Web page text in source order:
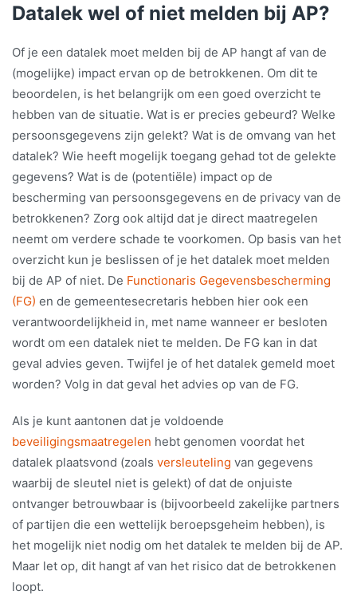
Datalek wel of niet melden bij AP?
Of je een datalek moet melden bij de AP hangt af van de
(mogelijke) impact ervan op de betrokkenen. Om dit te
beoordelen, is het belangrijk om een goed overzicht te
hebben van de situatie. Wat is er precies gebeurd? Welke
persoonsgegevens zijn gelekt? Wat is de omvang van het
datalek? Wie heeft mogelijk toegang gehad tot de gelekte
gegevens? Wat is de (potentiële) impact op de
bescherming van persoonsgegevens en de privacy van de
betrokkenen? Zorg ook altijd dat je direct maatregelen
neemt om verdere schade te voorkomen. Op basis van het
overzicht kun je beslissen of je het datalek moet melden
bij de AP of niet. De Functionaris Gegevensbescherming
(FG) en de gemeentesecretaris hebben hier ook een
verantwoordelijkheid in, met name wanneer er besloten
wordt om een datalek niet te melden. De FG kan in dat
geval advies geven. Twijfel je of het datalek gemeld moet
worden? Volg in dat geval het advies op van de FG.
Als je kunt aantonen dat je voldoende
beveiligingsmaatregelen hebt genomen voordat het
datalek plaatsvond (zoals versleuteling van gegevens
waarbij de sleutel niet is gelekt) of dat de onjuiste
ontvanger betrouwbaar is (bijvoorbeeld zakelijke partners
of partijen die een wettelijk beroepsgeheim hebben), is
het mogelijk niet nodig om het datalek te melden bij de AP.
Maar let op, dit hangt af van het risico dat de betrokkenen
loopt.